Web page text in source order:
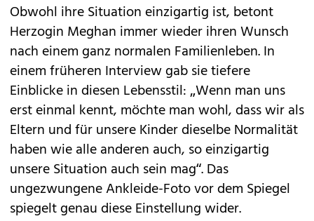
Obwohl ihre Situation einzigartig ist, betont
Herzogin Meghan immer wieder ihren Wunsch
nach einem ganz normalen Familienleben. In
einem früheren Interview gab sie tiefere
Einblicke in diesen Lebensstil: „Wenn man uns
erst einmal kennt, möchte man wohl, dass wir als
Eltern und für unsere Kinder dieselbe Normalität
haben wie alle anderen auch, so einzigartig
unsere Situation auch sein mag“. Das
ungezwungene Ankleide-Foto vor dem Spiegel
spiegelt genau diese Einstellung wider.